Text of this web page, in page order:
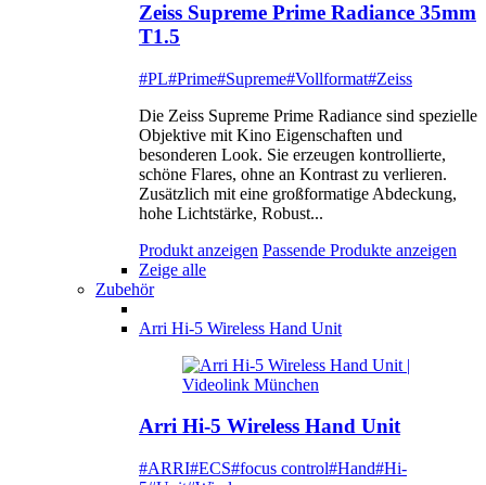
Zeiss Supreme Prime Radiance 35mm
T1.5
#PL#Prime#Supreme#Vollformat#Zeiss
Die Zeiss Supreme Prime Radiance sind spezielle
Objektive mit Kino Eigenschaften und
besonderen Look. Sie erzeugen kontrollierte,
schöne Flares, ohne an Kontrast zu verlieren.
Zusätzlich mit eine großformatige Abdeckung,
hohe Lichtstärke, Robust...
Produkt anzeigen Passende Produkte anzeigen
Zeige alle
Zubehör
Arri Hi-5 Wireless Hand Unit
Arri Hi-5 Wireless Hand Unit
#ARRI#ECS#focus control#Hand#Hi-